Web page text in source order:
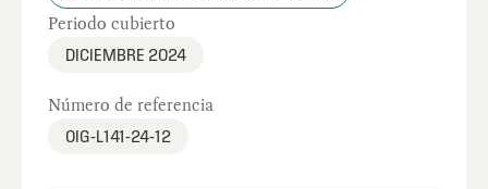
Periodo cubierto
DICIEMBRE 2024
Número de referencia
OIG-L141-24-12